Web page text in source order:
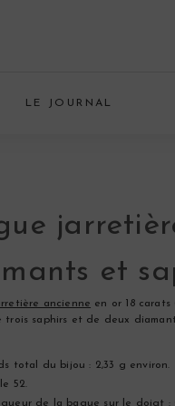
LE JOURNAL
et
ancienne en or 18
trois saphirs et de deux
total du bijou : 2,33 g environ.
52.
de la bague sur le doigt :